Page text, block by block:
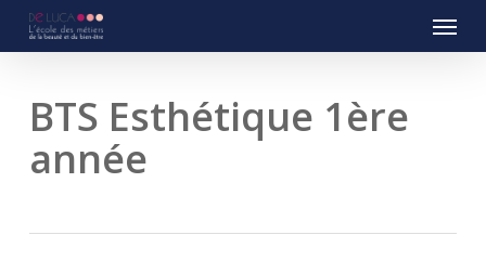
Menu
BTS Esthétique 1ère
année